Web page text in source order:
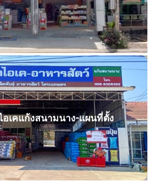
อเคแก้งสนามนาง-แผนที่ตั้ง